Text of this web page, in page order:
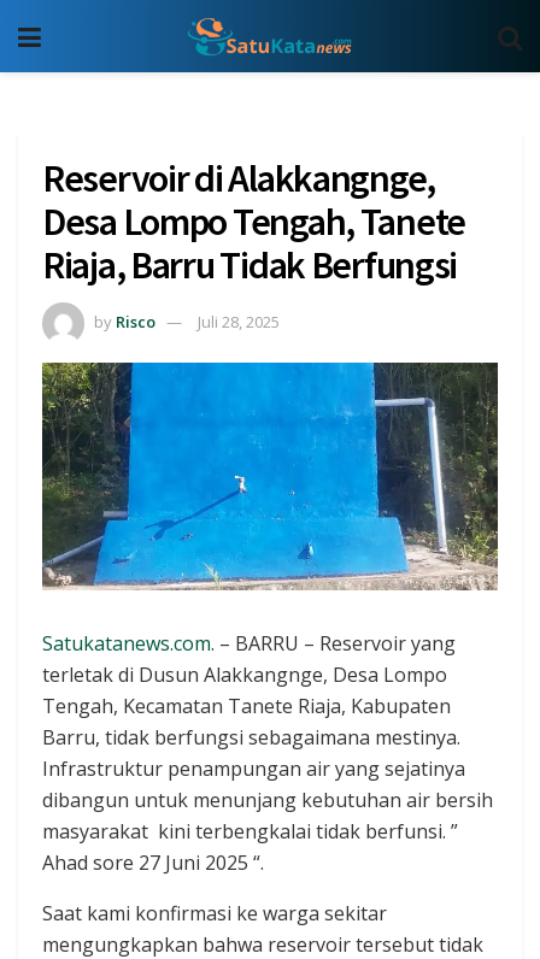
Reservoir di Alakkangnge,
Desa Lompo Tengah, Tanete
Riaja, Barru Tidak Berfungsi
by Risco Juli 28, 2025
Satukatanews.com. – BARRU – Reservoir yang
terletak di Dusun Alakkangnge, Desa Lompo
Tengah, Kecamatan Tanete Riaja, Kabupaten
Barru, tidak berfungsi sebagaimana mestinya.
Infrastruktur penampungan air yang sejatinya
dibangun untuk menunjang kebutuhan air bersih
masyarakat kini terbengkalai tidak berfunsi. ”
Ahad sore 27 Juni 2025 “.
Saat kami konfirmasi ke warga sekitar
mengungkapkan bahwa reservoir tersebut tidak